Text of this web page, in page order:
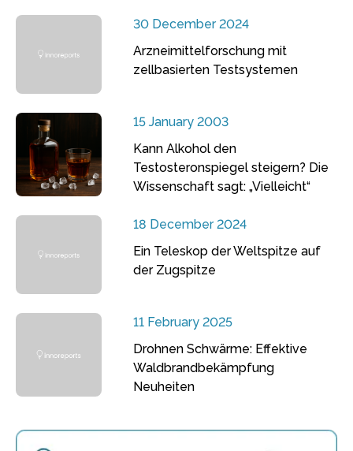
30 December 2024
Arzneimittelforschung mit
zellbasierten Testsystemen
15 January 2003
Kann Alkohol den
Testosteronspiegel steigern? Die
Wissenschaft sagt: „Vielleicht“
18 December 2024
Ein Teleskop der Weltspitze auf
der Zugspitze
11 February 2025
Drohnen Schwärme: Effektive
Waldbrandbekämpfung
Neuheiten